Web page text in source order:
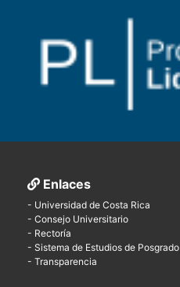
Enlaces
- Universidad de Costa Rica
- Consejo Universitario
- Rectoría
- Sistema de Estudios de Posgrado
- Transparencia